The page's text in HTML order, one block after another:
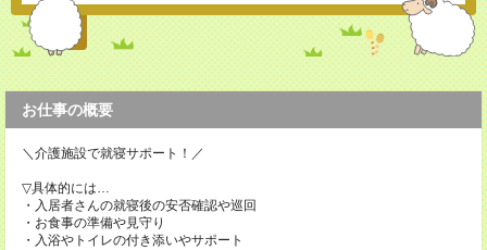
お仕事の概要
＼介護施設で就寝サポート！／
▽具体的には…
・入居者さんの就寝後の安否確認や巡回
・お食事の準備や見守り
・入浴やトイレの付き添いやサポート